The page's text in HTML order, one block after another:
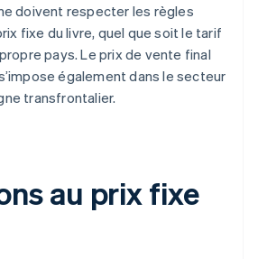
doivent respecter les règles
fixe du livre, quel que soit le tarif
pays. Le prix de vente final
également dans le secteur
transfrontalier.
au prix fixe